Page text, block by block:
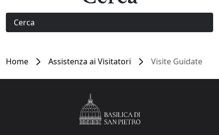
Home Assistenza ai Visitatori Visite Guidate